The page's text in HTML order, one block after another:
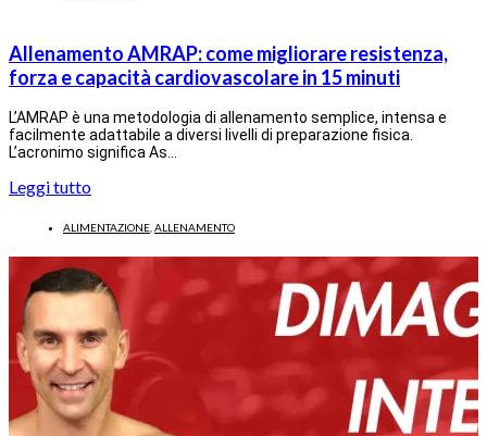
Allenamento AMRAP: come migliorare resistenza,
forza e capacità cardiovascolare in 15 minuti
L’AMRAP è una metodologia di allenamento semplice, intensa e
facilmente adattabile a diversi livelli di preparazione fisica.
L’acronimo significa As…
Leggi tutto
ALIMENTAZIONE ALLENAMENTO